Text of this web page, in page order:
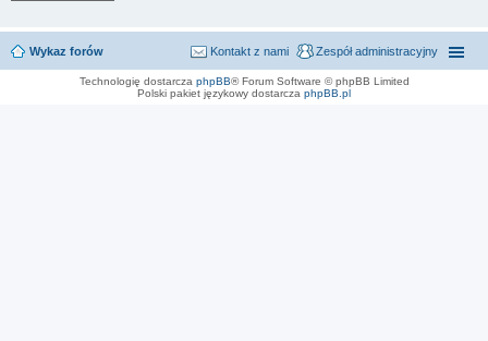
Wykaz forów Zespół administracyjny
Kontakt z nami
Technologię dostarcza phpBB® Forum Software © phpBB Limited
Polski pakiet językowy dostarcza phpBB.pl